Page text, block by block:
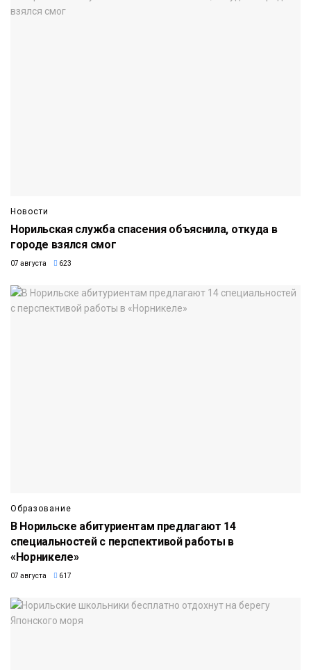
Новости
Норильская служба спасения объяснила, откуда в
городе взялся смог
07 августа 623
Образование
В Норильске абитуриентам предлагают 14
специальностей с перспективой работы в
«Норникеле»
07 августа 617